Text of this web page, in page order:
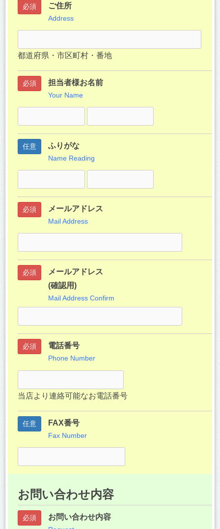
必須 ご住所
Address
都道府県・市区町村・番地
必須 担当者様お名前
Your Name
任意 ふりがな
Name Reading
必須 メールアドレス
Mail Address
必須
メールアドレス
(確認用)
Mail Address Confirm
必須 電話番号
Phone Number
当店より連絡可能なお電話番号
任意 FAX番号
Fax Number
お問い合わせ内容
必須 お問い合わせ内容